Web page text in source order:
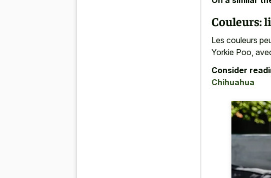
Couleurs:
Les couleurs
Yorkie Poo,
Consider
Chihuahua